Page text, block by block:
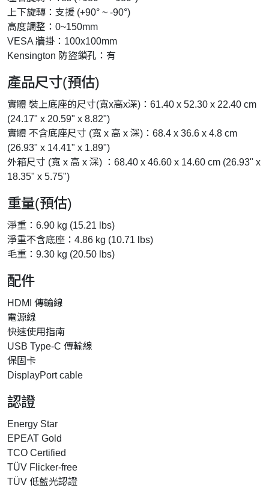
上下旋轉：支援 (+90° ~ -90°)
高度調整：0~150mm
VESA 牆掛：100x100mm
Kensington 防盜鎖孔：有
產品尺寸(預估)
實體 裝上底座的尺寸(寬x高x深)：61.40 x 52.30 x 22.40 cm
(24.17" x 20.59" x 8.82")
實體 不含底座尺寸 (寬 x 高 x 深)：68.4 x 36.6 x 4.8 cm
(26.93" x 14.41" x 1.89")
外箱尺寸 (寬 x 高 x 深) ：68.40 x 46.60 x 14.60 cm (26.93" x
18.35" x 5.75")
重量(預估)
淨重：6.90 kg (15.21 lbs)
淨重不含底座：4.86 kg (10.71 lbs)
毛重：9.30 kg (20.50 lbs)
配件
HDMI 傳輸線
電源線
快速使用指南
USB Type-C 傳輸線
保固卡
DisplayPort cable
認證
Energy Star
EPEAT Gold
TCO Certified
TÜV Flicker-free
TÜV 低藍光認證